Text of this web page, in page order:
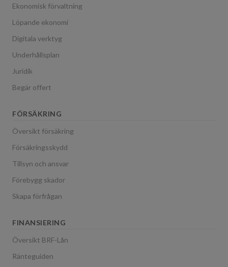
Ekonomisk förvaltning
Löpande ekonomi
Digitala verktyg
Underhållsplan
Juridik
Begär offert
FÖRSÄKRING
Översikt försäkring
Försäkringsskydd
Tillsyn och ansvar
Förebygg skador
Skapa förfrågan
FINANSIERING
Översikt BRF-Lån
Ränteguiden